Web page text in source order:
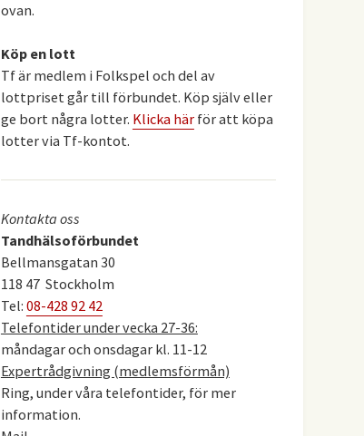
ovan.
Köp en lott
Tf är medlem i Folkspel och del av
lottpriset går till förbundet. Köp själv eller
ge bort några lotter. Klicka härför att köpa
lotter via Tf-kontot.
Kontakta oss
Tandhälsoförbundet
Bellmansgatan 30
118 47 Stockholm
Tel: 08-428 92 42
Telefontider under vecka 27-36:
måndagar och onsdagar kl. 11-12
Expertrådgivning (medlemsförmån)
Ring, under våra telefontider, för mer
information.